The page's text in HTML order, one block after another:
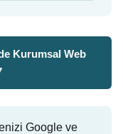
Kurumsal Web
Google ve